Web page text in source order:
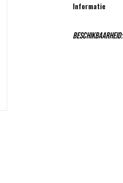
Informatie
Beschikbaarheid: